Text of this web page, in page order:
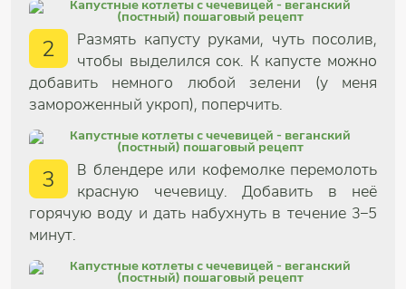
2
Размять капусту руками, чуть посолив,
чтобы выделился сок. К капусте можно
добавить немного любой зелени (у меня
замороженный укроп), поперчить.
3
В блендере или кофемолке перемолоть
красную чечевицу. Добавить в неё
горячую воду и дать набухнуть в течение 3–5
минут.